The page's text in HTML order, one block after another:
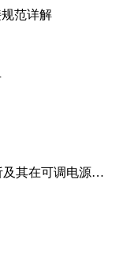
范详解
及其在可调电源设